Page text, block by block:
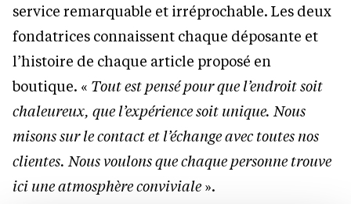
service remarquable et irréprochable. Les deux
fondatrices connaissent chaque déposante et
l’histoire de chaque article proposé en
boutique. « Tout est pensé pour que l’endroit soit
chaleureux, que l’expérience soit unique. Nous
misons sur le contact et l’échange avec toutes nos
clientes. Nous voulons que chaque personne trouve
ici une atmosphère conviviale ».